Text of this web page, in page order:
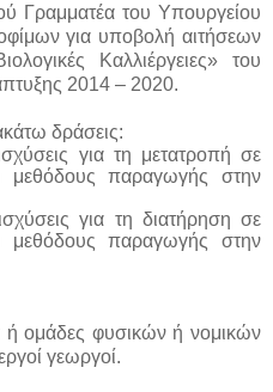
Γραμματέα του Υπουργείου
για υποβολή αιτήσεων
Καλλιέργειες» του
2014 – 2020.
δράσεις:
για τη μετατροπή σε
μεθόδους παραγωγής στην
για τη διατήρηση σε
μεθόδους παραγωγής στην
ομάδες φυσικών ή νομικών
γεωργοί.